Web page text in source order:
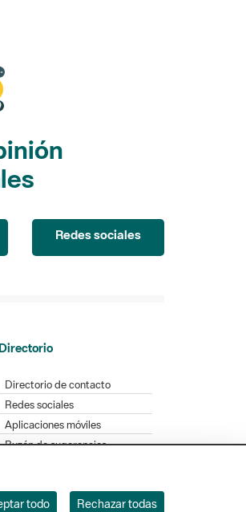
Redes sociales
Directorio
Directorio de contacto
Redes sociales
Aplicaciones móviles
Buzón de sugerencias
todo Rechazar todas